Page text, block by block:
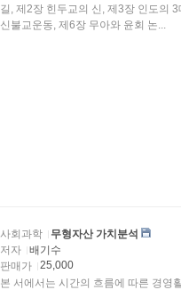
길, 제2장 힌두교의 신, 제3장 인도의
신불교운동, 제6장 무아와 윤회 논...
사회과학
무형자산 가치분석
저자
배기수
판매가
25,000
본 서에서는 시간의 흐름에 따른 경영